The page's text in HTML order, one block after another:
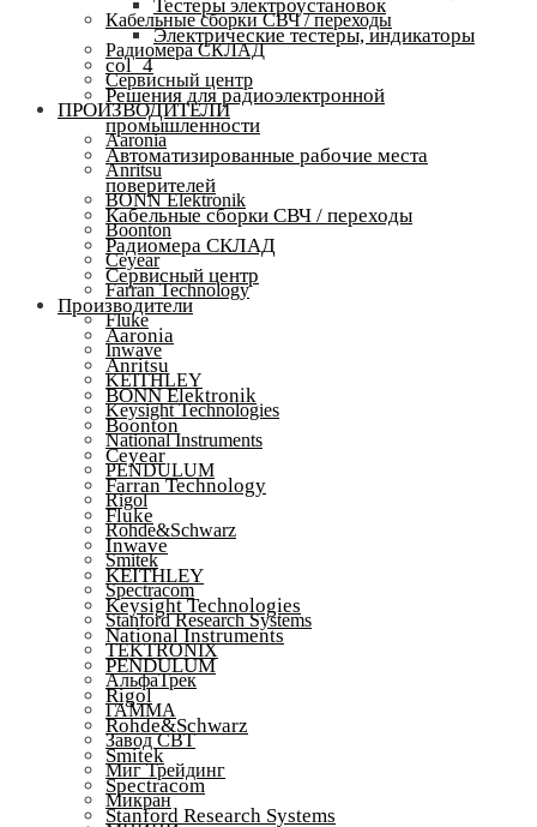
Кабельные сборки СВЧ / переходы
Радиомера СКЛАД
Сервисный центр
ПРОИЗВОДИТЕЛИ
Aaronia
Anritsu
BONN Elektronik
Boonton
Ceyear
Farran Technology
Fluke
Inwave
KEITHLEY
Keysight Technologies
National Instruments
PENDULUM
Rigol
Rohde&Schwarz
Smitek
Spectracom
Stanford Research Systems
TEKTRONIX
АльфаТрек
ГАММА
Завод СВТ
Миг Трейдинг
Микран
Тестеры электроустановок
Электрические тестеры, индикаторы
col_4
Решения для радиоэлектронной
промышленности
Автоматизированные рабочие места
поверителей
Кабельные сборки СВЧ / переходы
Радиомера СКЛАД
Сервисный центр
Производители
Aaronia
Anritsu
BONN Elektronik
Boonton
Ceyear
Farran Technology
Fluke
Inwave
KEITHLEY
Keysight Technologies
National Instruments
PENDULUM
Rigol
Rohde&Schwarz
Smitek
Spectracom
Stanford Research Systems